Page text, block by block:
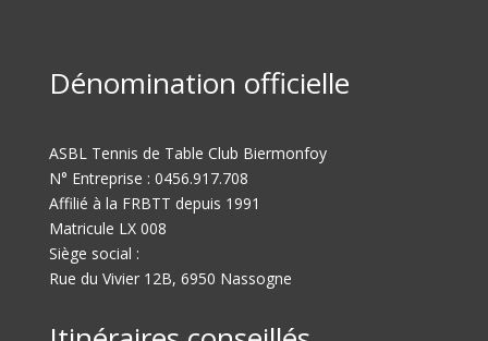
Dénomination officielle
ASBL Tennis de Table Club Biermonfoy
N° Entreprise : 0456.917.708
Affilié à la FRBTT depuis 1991
Matricule LX 008
Siège social :
Rue du Vivier 12B, 6950 Nassogne